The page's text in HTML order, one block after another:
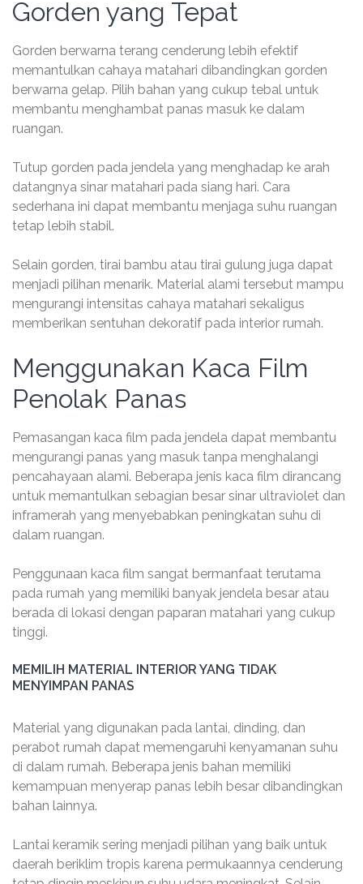
Gorden yang Tepat
Gorden berwarna terang cenderung lebih efektif
memantulkan cahaya matahari dibandingkan gorden
berwarna gelap. Pilih bahan yang cukup tebal untuk
membantu menghambat panas masuk ke dalam
ruangan.
Tutup gorden pada jendela yang menghadap ke arah
datangnya sinar matahari pada siang hari. Cara
sederhana ini dapat membantu menjaga suhu ruangan
tetap lebih stabil.
Selain gorden, tirai bambu atau tirai gulung juga dapat
menjadi pilihan menarik. Material alami tersebut mampu
mengurangi intensitas cahaya matahari sekaligus
memberikan sentuhan dekoratif pada interior rumah.
Menggunakan Kaca Film
Penolak Panas
Pemasangan kaca film pada jendela dapat membantu
mengurangi panas yang masuk tanpa menghalangi
pencahayaan alami. Beberapa jenis kaca film dirancang
untuk memantulkan sebagian besar sinar ultraviolet dan
inframerah yang menyebabkan peningkatan suhu di
dalam ruangan.
Penggunaan kaca film sangat bermanfaat terutama
pada rumah yang memiliki banyak jendela besar atau
berada di lokasi dengan paparan matahari yang cukup
tinggi.
MEMILIH MATERIAL INTERIOR YANG TIDAK
MENYIMPAN PANAS
Material yang digunakan pada lantai, dinding, dan
perabot rumah dapat memengaruhi kenyamanan suhu
di dalam rumah. Beberapa jenis bahan memiliki
kemampuan menyerap panas lebih besar dibandingkan
bahan lainnya.
Lantai keramik sering menjadi pilihan yang baik untuk
daerah beriklim tropis karena permukaannya cenderung